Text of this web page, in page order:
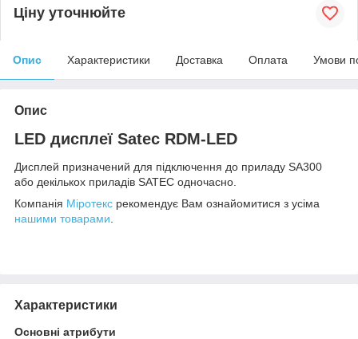
Ціну уточнюйте
Опис Характеристики Доставка Оплата Умови
Опис
LED дисплеї Satec RDM-LED
Дисплей призначений для підключення до приладу SA300
або декількох приладів SATEC одночасно.
Компанія Міротекс рекомендує Вам ознайомитися з усіма
нашими товарами.
Характеристики
Основні атрибути